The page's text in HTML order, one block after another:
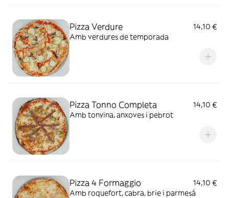
Pizza Verdure
14,10 €
Amb verdures de temporada
Pizza Tonno Completa
14,10 €
Amb tonyina, anxoves i pebrot
Pizza 4 Formaggio
14,10 €
Amb roquefort, cabra, brie i parmesá